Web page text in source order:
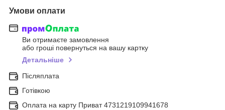
Умови оплати
Ви отримаєте замовлення
або гроші повернуться на вашу картку
Детальніше
Післяплата
Готівкою
Оплата на карту Приват 4731219109941678